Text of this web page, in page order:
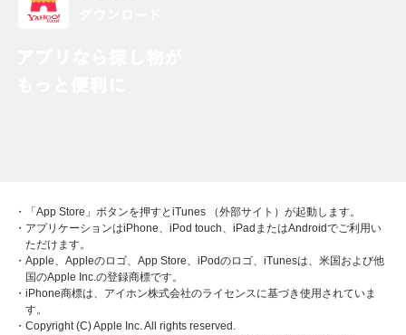
・「App Store」ボタンを押すとiTunes （外部サイト）が起動します。
・アプリケーションはiPhone、iPod touch、iPadまたはAndroidでご利用い
ただけます。
・Apple、Appleのロゴ、App Store、iPodのロゴ、iTunesは、米国および他
国のApple Inc.の登録商標です。
・iPhone商標は、アイホン株式会社のライセンスに基づき使用されていま
す。
・Copyright (C) Apple Inc. All rights reserved.